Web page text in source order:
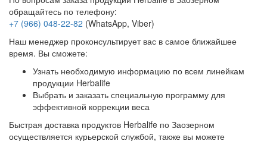
обращайтесь по телефону:
+7 (966) 048-22-82 (WhatsApp, Viber)
Наш менеджер проконсультирует вас в самое ближайшее
время. Вы сможете:
Узнать необходимую информацию по всем линейкам
продукции Herbalife
Выбрать и заказать специальную программу для
эффективной коррекции веса
Быстрая доставка продуктов Herbalife по Заозерном
осуществляется курьерской службой, также вы можете